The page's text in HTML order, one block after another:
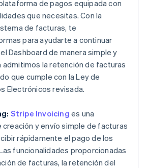
de pagos equipada con
que necesitas. Con la
de facturas, te
para ayudarte a continuar
Dashboard de manera simple y
la retención de facturas
que cumple con la Ley de
Electrónicos revisada.
Stripe Invoicing es una
creación y envío simple de facturas
rápidamente el pago de los
funcionalidades proporcionadas
de facturas, la retención del